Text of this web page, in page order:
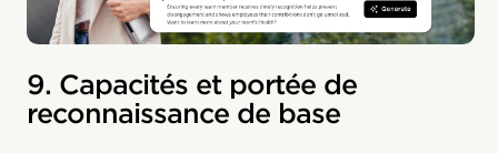
9. Capacités et portée de
reconnaissance de base